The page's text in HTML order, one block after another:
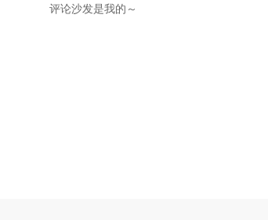
评论沙发是我的～